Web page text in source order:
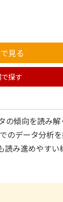
見る
探す
傾向を読み
のデータ分析
み進めやす